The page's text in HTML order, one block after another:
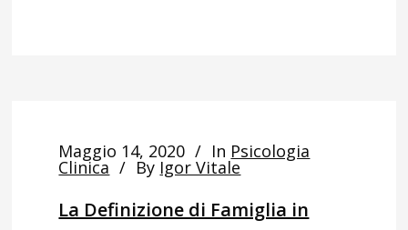
Maggio 14, 2020 In Psicologia
Clinica By Igor Vitale
La Definizione di Famiglia in